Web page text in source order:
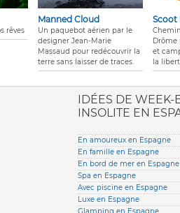
rêves
Manned Cloud
Un paquebot aérien par le
designer Jean-Marie
Massaud pour redécouvrir la
terre sans laisser de traces.
Scoot
Drôme
et
la
IDÉES DE WEEK-
INSOLITE EN
En amoureux en Espagne
En famille en Espagne
En bord de mer en Espagne
Spa en Espagne
Avec piscine en Espagne
Luxe en Espagne